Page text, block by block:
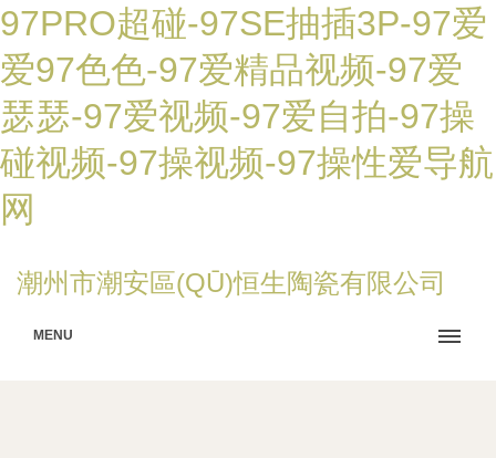
97PRO超碰-97SE抽插3P-97爱
爱97色色-97爱精品视频-97爱
瑟瑟-97爱视频-97爱自拍-97操
碰视频-97操视频-97操性爱导航
网
潮州市潮安區(QŪ)恒生陶瓷有限公司
MENU